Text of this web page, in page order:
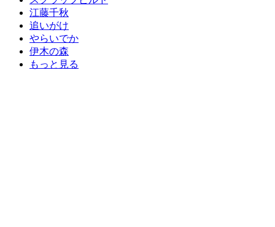
江藤千秋
追いがけ
やらいでか
伊木の森
もっと見る